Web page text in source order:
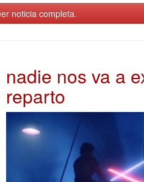
noticia completa.
nadie nos va a
reparto